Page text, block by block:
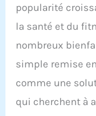
popularité
la santé et du
nombreux
simple remise
comme une
qui cherchent à